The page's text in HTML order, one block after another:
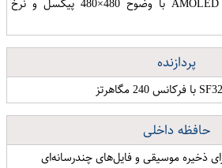
پردازنده
حافظه داخلی